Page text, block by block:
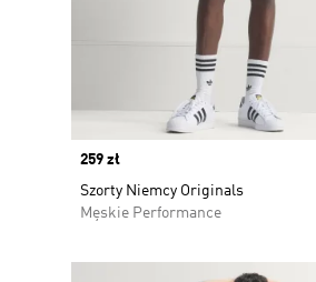
Price
259 zł
Szorty Niemcy Originals
Męskie Performance